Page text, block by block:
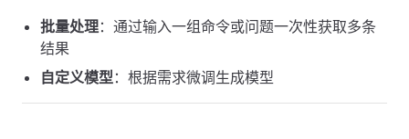
批量处理：通过输入一组命令或问题一次性获取多条
结果
自定义模型：根据需求微调生成模型